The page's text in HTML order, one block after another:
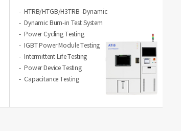
HTRB/HTGB/H3TRB -Dynamic
Dynamic Burn-in Test System
Power Cycling Testing
IGBT Power Module Testing
Intermittent Life Testing
Power Device Testing
Capacitance Testing